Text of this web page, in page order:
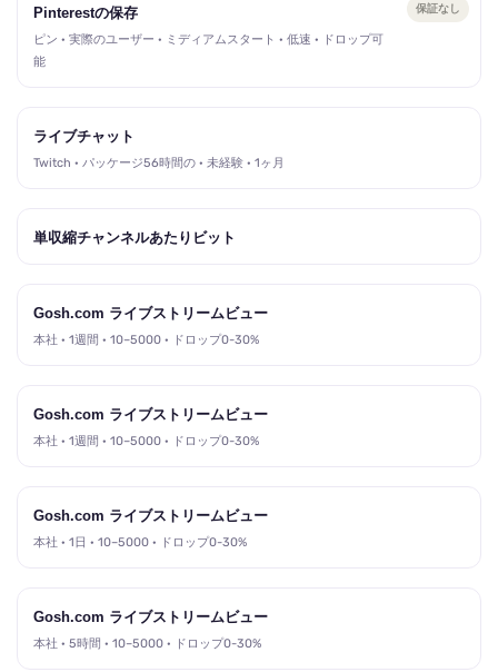
保証なし
Pinterestの保存
ピン · 実際のユーザー · ミディアムスタート · 低速 · ドロップ可
能
ライブチャット
Twitch · パッケージ56時間の · 未経験 · 1ヶ月
単収縮チャンネルあたりビット
Gosh.com ライブストリームビュー
本社 · 1週間 · 10–5000 · ドロップ0-30%
Gosh.com ライブストリームビュー
本社 · 1週間 · 10–5000 · ドロップ0-30%
Gosh.com ライブストリームビュー
本社 · 1日 · 10–5000 · ドロップ0-30%
Gosh.com ライブストリームビュー
本社 · 5時間 · 10–5000 · ドロップ0-30%